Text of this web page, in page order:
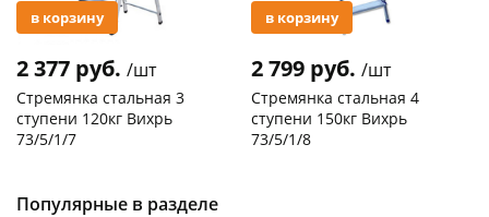
в корзину
2 377 руб. /шт
Стремянка стальная 3
ступени 120кг Вихрь
73/5/1/7
в корзину
2 799 руб. /шт
Стремянка стальная 4
ступени 150кг Вихрь
73/5/1/8
Популярные в разделе